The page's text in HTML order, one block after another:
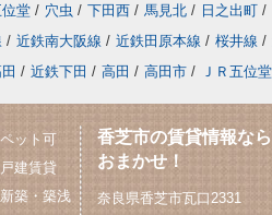
堂 / 穴虫 / 下田西 / 馬見北 / 日之出町 /
/ 近鉄南大阪線 / 近鉄田原本線 / 桜井線 /
/ 近鉄下田 / 高田 / 高田市 / ＪＲ五位堂
ペット可
戸建賃貸
新築・築浅
香芝市の賃貸情報な
おまかせ！
奈良県香芝市瓦口2331